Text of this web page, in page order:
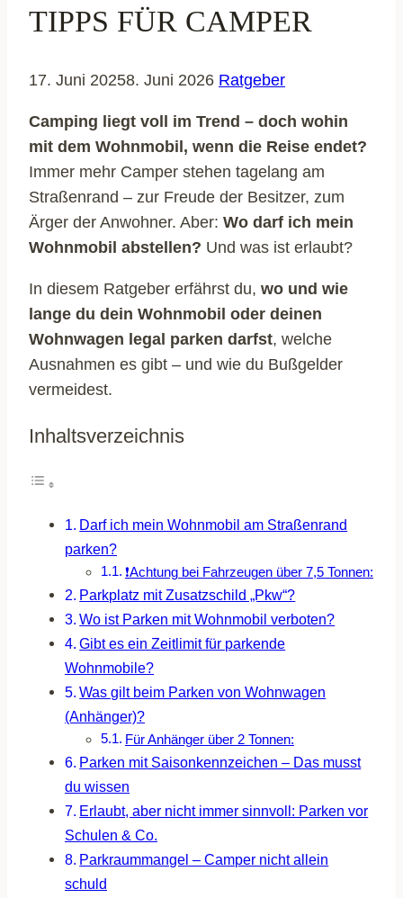
TIPPS FÜR CAMPER
17. Juni 20258. Juni 2026 Ratgeber
Camping liegt voll im Trend – doch wohin
mit dem Wohnmobil, wenn die Reise endet?
Immer mehr Camper stehen tagelang am
Straßenrand – zur Freude der Besitzer, zum
Ärger der Anwohner. Aber: Wo darf ich mein
Wohnmobil abstellen? Und was ist erlaubt?
In diesem Ratgeber erfährst du, wo und wie
lange du dein Wohnmobil oder deinen
Wohnwagen legal parken darfst, welche
Ausnahmen es gibt – und wie du Bußgelder
vermeidest.
Inhaltsverzeichnis
Darf ich mein Wohnmobil am Straßenrand
parken?
❗Achtung bei Fahrzeugen über 7,5 Tonnen:
Parkplatz mit Zusatzschild „Pkw“?
Wo ist Parken mit Wohnmobil verboten?
Gibt es ein Zeitlimit für parkende
Wohnmobile?
Was gilt beim Parken von Wohnwagen
(Anhänger)?
Für Anhänger über 2 Tonnen:
Parken mit Saisonkennzeichen – Das musst
du wissen
Erlaubt, aber nicht immer sinnvoll: Parken vor
Schulen & Co.
Parkraummangel – Camper nicht allein
schuld